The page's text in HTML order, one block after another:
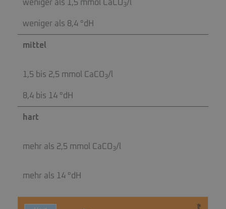
weniger als 1,5 mmol CaCO3/l
weniger als 8,4 °dH
mittel
1,5 bis 2,5 mmol CaCO3/l
8,4 bis 14 °dH
hart
mehr als 2,5 mmol CaCO3/l
mehr als 14 °dH